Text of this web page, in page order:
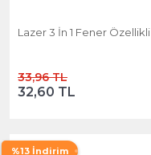
Lazer 3 İn 1 Fener Özellikli
33,96 TL
32,60 TL
%13 İndirim